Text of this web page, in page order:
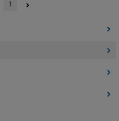
1